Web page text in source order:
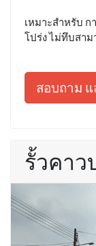
เหมาะสำหรับ
โปร่ง ไม่ทึบสา
สอบถาม แ
รั้วคาว